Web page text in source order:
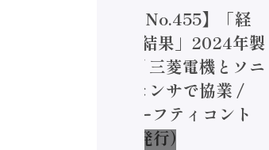
トメーション新聞 No.455】「経
実態調査二次集計結果」2024年製
加価値額86兆円 / 三菱電機とソニ
コン AIビジョンセンサで協業 /
安全に動かすセーフティコント
（2026年8月5日発行）